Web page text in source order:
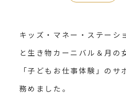
キッズ・マネー・ステーシ
と生き物カーニバル＆月の
「子どもお仕事体験」のサ
務めました。